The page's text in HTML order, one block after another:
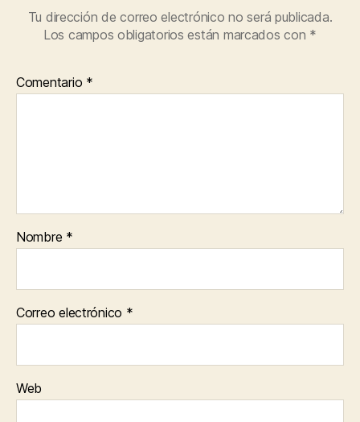
Tu dirección de correo electrónico no será publicada.
Los campos obligatorios están marcados con *
Comentario *
Nombre *
Correo electrónico *
Web